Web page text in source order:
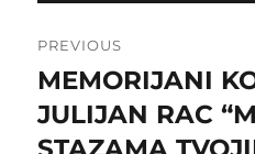
navigation
PREVIOUS
Previous
post:
MEMORIJANI
JULIJAN RAC